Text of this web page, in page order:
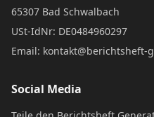
65307 Bad Schwalbach
USt-IdNr: DE0484960297
Email: kontakt@berichtsheft-
Social Media